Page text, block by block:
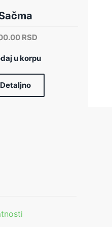
RSD
u korpu
Detaljno